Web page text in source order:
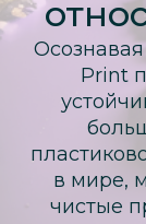
Осознавая
Print
в мире,
чистые